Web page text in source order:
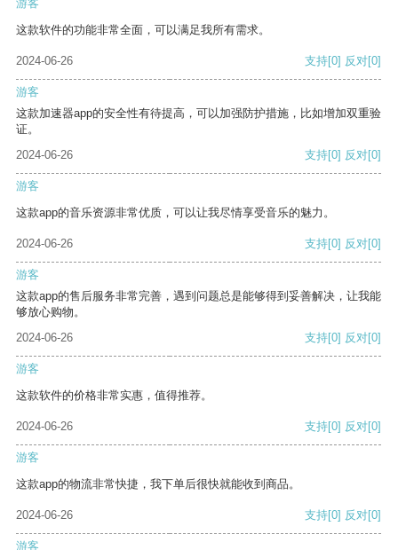
游客
这款软件的功能非常全面，可以满足我所有需求。
2024-06-26 支持[0] 反对[0]
游客
这款加速器app的安全性有待提高，可以加强防护措施，比如增加双重验
证。
2024-06-26
支持[0] 反对[0]
游客
这款app的音乐资源非常优质，可以让我尽情享受音乐的魅力。
2024-06-26 支持[0] 反对[0]
游客
这款app的售后服务非常完善，遇到问题总是能够得到妥善解决，让我能
够放心购物。
2024-06-26
支持[0] 反对[0]
游客
这款软件的价格非常实惠，值得推荐。
2024-06-26 支持[0] 反对[0]
游客
这款app的物流非常快捷，我下单后很快就能收到商品。
2024-06-26 支持[0] 反对[0]
游客